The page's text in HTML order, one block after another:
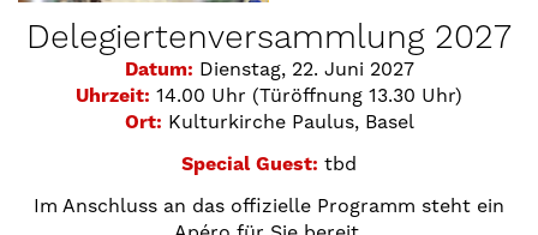
Delegiertenversammlung 2027
Datum: Dienstag, 22. Juni 2027
Uhrzeit: 14.00 Uhr (Türöffnung 13.30 Uhr)
Ort: Kulturkirche Paulus, Basel
Special Guest: tbd
Im Anschluss an das offizielle Programm steht ein